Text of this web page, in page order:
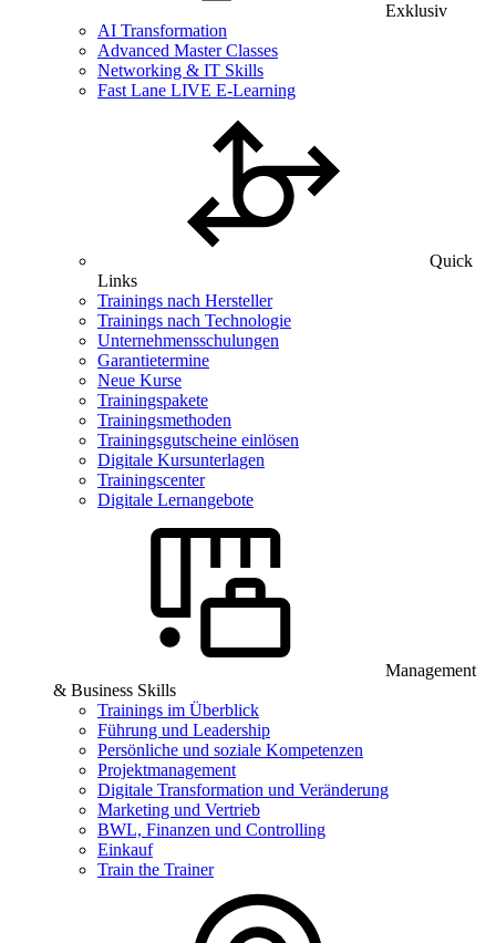
Exklusiv
AI Transformation
Advanced Master Classes
Networking & IT Skills
Fast Lane LIVE E-Learning
Quick
Links
Trainings nach Hersteller
Trainings nach Technologie
Unternehmensschulungen
Garantietermine
Neue Kurse
Trainingspakete
Trainingsmethoden
Trainingsgutscheine einlösen
Digitale Kursunterlagen
Trainingscenter
Digitale Lernangebote
Management
& Business Skills
Trainings im Überblick
Führung und Leadership
Persönliche und soziale Kompetenzen
Projektmanagement
Digitale Transformation und Veränderung
Marketing und Vertrieb
BWL, Finanzen und Controlling
Einkauf
Train the Trainer